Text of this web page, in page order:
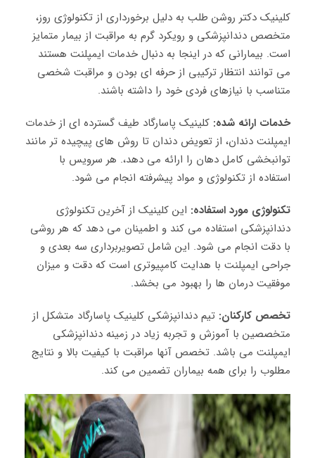
کلینیک دکتر روشن طلب به دلیل برخورداری از تکنولوژی روز،
متخصص دندانپزشکی و رویکرد گرم به مراقبت از بیمار متمایز
است. بیمارانی که در اینجا به دنبال خدمات ایمپلنت هستند
می توانند انتظار ترکیبی از حرفه ای بودن و مراقبت شخصی
متناسب با نیازهای فردی خود را داشته باشند.
خدمات ارائه شده: کلینیک پاسارگاد طیف گسترده ای از خدمات
ایمپلنت دندان، از تعویض دندان تا روش های پیچیده تر مانند
توانبخشی کامل دهان را ارائه می دهد،. هر سرویس با
استفاده از تکنولوژی و مواد پیشرفته انجام می شود.
تکنولوژی مورد استفاده: این کلینیک از آخرین تکنولوژی
دندانپزشکی استفاده می کند و اطمینان می دهد که هر روشی
با دقت انجام می شود. این شامل تصویربرداری سه بعدی و
جراحی ایمپلنت با هدایت کامپیوتری است که دقت و میزان
موفقیت درمان ها را بهبود می بخشد.
تخصص کارکنان: تیم دندانپزشکی کلینیک پاسارگاد متشکل از
متخصصین با آموزش و تجربه زیاد در زمینه دندانپزشکی
ایمپلنت می باشد. تخصص آنها مراقبت با کیفیت بالا و نتایج
مطلوب را برای همه بیماران تضمین می کند.